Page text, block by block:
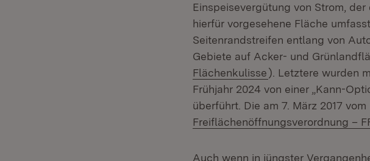
Einspeisevergütung von Strom,
hierfür vorgesehene Fläche
Seitenrandstreifen entlang von
Gebiete auf Acker- und
Flächenkulisse(Öffnet in neuem
). Letztere wurden
Frühjahr 2024 von einer „Kann-
überführt. Die am 7. März 2017
Freiflächenöffnungsverordnung –
Auch wenn in jüngster